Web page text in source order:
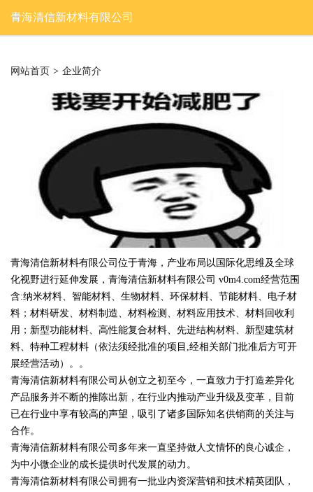
青海清信新材料有限公司
网站首页 > 企业简介
青海清信新材料有限公司位于青海，产业布局以国际化思维及全球
化视野进行延伸发展，青海清信新材料有限公司 v0m4.com经营范围
含:纳米材料、智能材料、生物材料、环保材料、节能材料、电子材
料；材料研发、材料制造、材料检测、材料应用技术、材料回收利
用；新型功能材料、高性能复合材料、先进结构材料、新型建筑材
料、特种工程材料（依法须经批准的项目,经相关部门批准后方可开
展经营活动）。。
青海清信新材料有限公司从创立之初至今，一直致力于打造差异化
产品服务并不断的推陈出新，在行业内推动产业升级及变革，目前
已在行业中享有较高的声望，吸引了诸多国际知名供销商的关注与
合作。
青海清信新材料有限公司多年来一直坚持做人文情怀的良心诚企，
为中小微企业的成长提供时代发展的动力。
青海清信新材料有限公司拥有一批业内资深营销和技术精英团队，